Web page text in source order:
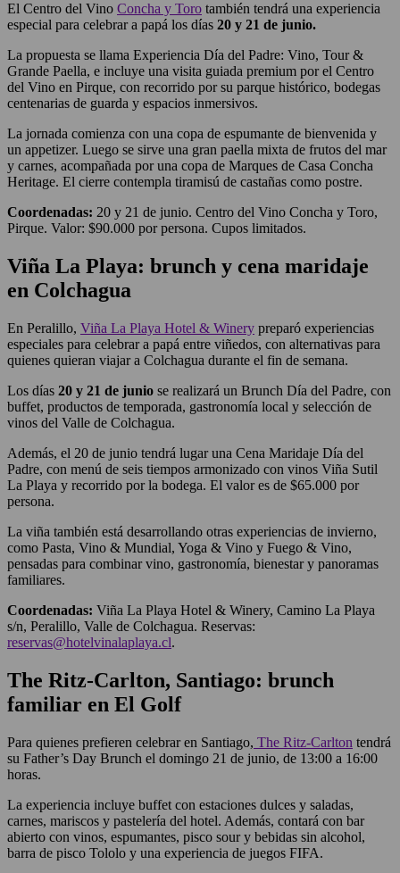
El Centro del Vino Concha y Toro también tendrá una experiencia
especial para celebrar a papá los días 20 y 21 de junio.
La propuesta se llama Experiencia Día del Padre: Vino, Tour &
Grande Paella, e incluye una visita guiada premium por el Centro
del Vino en Pirque, con recorrido por su parque histórico, bodegas
centenarias de guarda y espacios inmersivos.
La jornada comienza con una copa de espumante de bienvenida y
un appetizer. Luego se sirve una gran paella mixta de frutos del mar
y carnes, acompañada por una copa de Marques de Casa Concha
Heritage. El cierre contempla tiramisú de castañas como postre.
Coordenadas: 20 y 21 de junio. Centro del Vino Concha y Toro,
Pirque. Valor: $90.000 por persona. Cupos limitados.
Viña La Playa: brunch y cena maridaje
en Colchagua
En Peralillo, Viña La Playa Hotel & Winery preparó experiencias
especiales para celebrar a papá entre viñedos, con alternativas para
quienes quieran viajar a Colchagua durante el fin de semana.
Los días 20 y 21 de junio se realizará un Brunch Día del Padre, con
buffet, productos de temporada, gastronomía local y selección de
vinos del Valle de Colchagua.
Además, el 20 de junio tendrá lugar una Cena Maridaje Día del
Padre, con menú de seis tiempos armonizado con vinos Viña Sutil
La Playa y recorrido por la bodega. El valor es de $65.000 por
persona.
La viña también está desarrollando otras experiencias de invierno,
como Pasta, Vino & Mundial, Yoga & Vino y Fuego & Vino,
pensadas para combinar vino, gastronomía, bienestar y panoramas
familiares.
Coordenadas: Viña La Playa Hotel & Winery, Camino La Playa
s/n, Peralillo, Valle de Colchagua. Reservas:
reservas@hotelvinalaplaya.cl.
The Ritz-Carlton, Santiago: brunch
familiar en El Golf
Para quienes prefieren celebrar en Santiago, The Ritz-Carlton tendrá
su Father’s Day Brunch el domingo 21 de junio, de 13:00 a 16:00
horas.
La experiencia incluye buffet con estaciones dulces y saladas,
carnes, mariscos y pastelería del hotel. Además, contará con bar
abierto con vinos, espumantes, pisco sour y bebidas sin alcohol,
barra de pisco Tololo y una experiencia de juegos FIFA.